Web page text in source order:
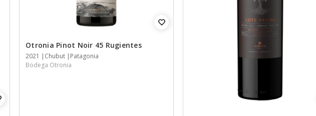
Otronia Pinot Noir 45 Rugientes
2021 Chubut
Patagonia
Bodega Otronia